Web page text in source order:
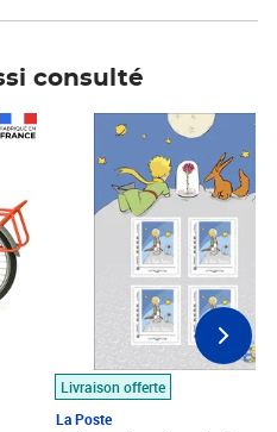
consulté
Livraison offerte
La Poste
Prix 7,50€